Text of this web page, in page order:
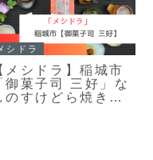
シドラ
メシドラ】稲城市
御菓子司 三好」な
のすけどら焼きに